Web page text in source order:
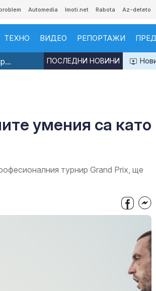
Automedia Imoti.net Rabota Az-deteto
ТЕХНО ВИДЕО РЕПОРТАЖИ
ПОСЛЕДНИ НОВИНИ
умения са като
турнир Grand Prix, ще